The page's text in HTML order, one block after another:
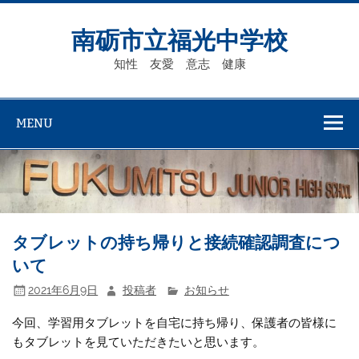
Skip
南砺市立福光中学校
知性 友愛 意志 健康
MENU
タブレットの持ち帰りと接続確認調査につ
いて
2021年6月9日 投稿者 お知らせ
今回、学習用タブレットを自宅に持ち帰り、保護者の皆様に
もタブレットを見ていただきたいと思います。